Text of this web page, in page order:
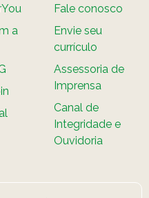
a
Fale conosco
Envie seu
currículo
Assessoria de
Imprensa
Canal de
Integridade e
Ouvidoria